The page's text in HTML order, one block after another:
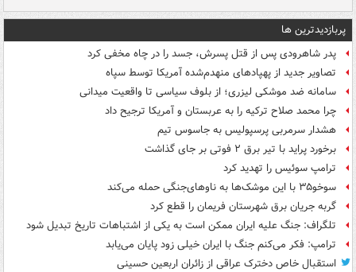
پربازدیدترین ها
پدر شاهرودی پس از قتل پسرش، جسد را در چاه مخفی کرد
تصاویر جدید از پهپادهای منهدم‌شده آمریکا توسط سپاه
سامانه ضد موشکی لیزری؛ از بلوف سیاسی تا واقعیت میدانی
چرا محمد صلاح ترکیه را به عربستان و آمریکا ترجیح داد
هشدار سرمربی پرسپولیس به جاسوس تیم
برخورد پراید با تیر برق ۲ فوتی بر جای گذاشت
ترامپ سوئیس را تهدید کرد
سوخو۳۵ با این موشک‌ها به ناوهای‌جنگی حمله می‌کند
گربه جریان برق شهرستان فریمان را قطع کرد
تلگراف: جنگ علیه ایران ممکن است به یکی از اشتباهات تاریخ تبدیل شود
ترامپ: فکر می‌کنم جنگ با ایران خیلی زود پایان می‌یابد
استقبال خاص دخترک عراقی از زائران اربعین حسینی